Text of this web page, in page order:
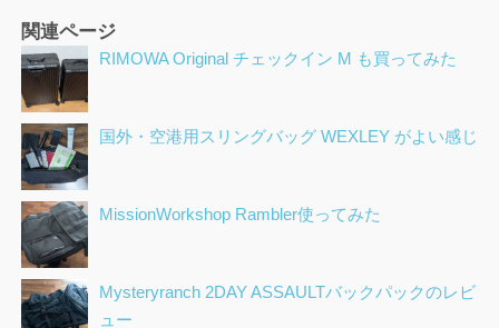
関連ページ
RIMOWA Original チェックイン M も買ってみた
国外・空港用スリングバッグ WEXLEY がよい感じ
MissionWorkshop Rambler使ってみた
Mysteryranch 2DAY ASSAULTバックパックのレビ
ュー